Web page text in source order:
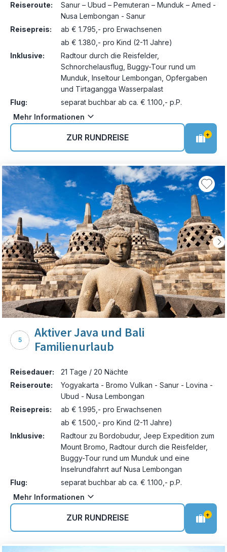
Reiseroute:
Sanur – Ubud – Pemuteran – Munduk – Amed -
Nusa Lembongan - Sanur
Reisepreis:
ab € 1.795,- pro Erwachsenen
ab € 1.380,- pro Kind (2-11 Jahre)
Inklusive:
Radtour durch die Reisfelder,
Schnorchelausflug, Buggy-Tour rund um
Munduk, Inseltour Lembongan, Opfergaben
und Tirtagangga Wasserpalast
Flug:
separat buchbar ab ca. € 1.100,- p.P.
Mehr Informationen
ZUR RUNDREISE +
5
Aktiver Java und Bali
Familienurlaub
Reisedauer:
21 Tage / 20 Nächte
Reiseroute:
Yogyakarta - Bromo Vulkan - Sanur - Lovina -
Ubud - Nusa Lembongan
Reisepreis:
ab € 1.995,- pro Erwachsenen
ab € 1.500,- pro Kind (2-11 Jahre)
Inklusive:
Radtour zu Bordobudur, Jeep Expedition zum
Mount Bromo, Radtour durch die Reisfelder,
Buggy-Tour rund um Munduk und eine
Inselrundfahrrt auf Nusa Lembongan
Flug:
separat buchbar ab ca. € 1.100,- p.P.
Mehr Informationen
ZUR RUNDREISE +